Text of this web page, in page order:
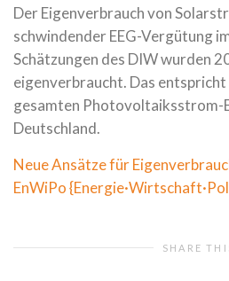
Der Eigenverbrauch von
schwindender EEG-Vergütung
Schätzungen des DIW wurden
eigenverbraucht. Das
gesamten Photovoltaiksstrom-
Deutschland.
Neue Ansätze für
EnWiPo
SHARE